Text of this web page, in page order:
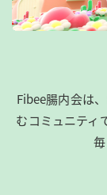
Fibee腸内会は
むコミュニティ